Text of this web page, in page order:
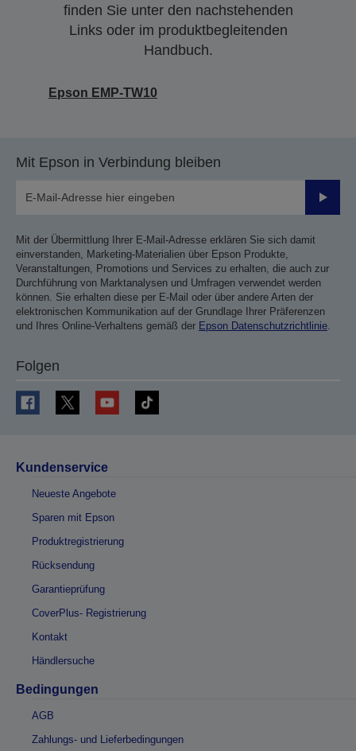
finden Sie unter den nachstehenden
Links oder im produktbegleitenden
Handbuch.
Epson EMP-TW10
Mit Epson in Verbindung bleiben
Mit der Übermittlung Ihrer E-Mail-Adresse erklären Sie sich damit
einverstanden, Marketing-Materialien über Epson Produkte,
Veranstaltungen, Promotions und Services zu erhalten, die auch zur
Durchführung von Marktanalysen und Umfragen verwendet werden
können. Sie erhalten diese per E-Mail oder über andere Arten der
elektronischen Kommunikation auf der Grundlage Ihrer Präferenzen
und Ihres Online-Verhaltens gemäß der Epson Datenschutzrichtlinie.
Folgen
Kundenservice
Neueste Angebote
Sparen mit Epson
Produktregistrierung
Rücksendung
Garantieprüfung
CoverPlus- Registrierung
Kontakt
Händlersuche
Bedingungen
AGB
Zahlungs- und Lieferbedingungen